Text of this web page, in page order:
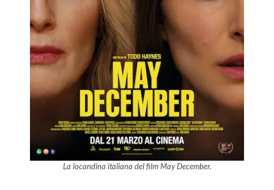
La locandina italiana del film May December.